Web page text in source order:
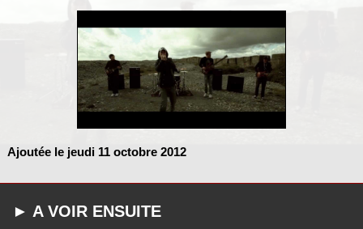
Ajoutée le jeudi 11 octobre 2012
► A VOIR ENSUITE